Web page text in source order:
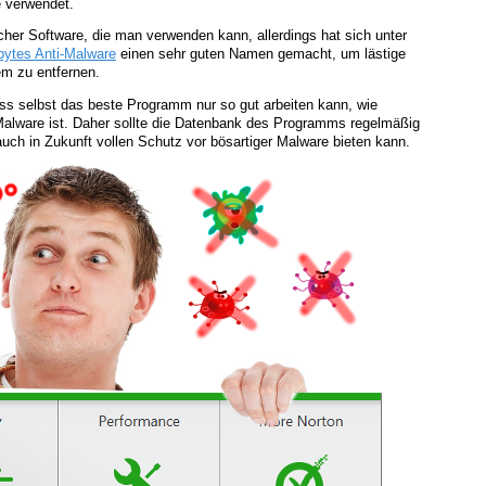
Software, die man verwenden kann, allerdings hat sich unter
Anti-Malware einen sehr guten Namen gemacht, um lästige
zu entfernen.
selbst das beste Programm nur so gut arbeiten kann, wie
ist. Daher sollte die Datenbank des Programms regelmäßig
in Zukunft vollen Schutz vor bösartiger Malware bieten kann.